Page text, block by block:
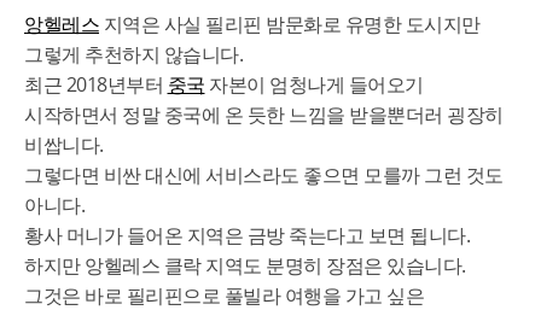
앙헬레스 지역은 사실 필리핀 밤문화로 유명한 도시지만
그렇게 추천하지 않습니다.
최근 2018년부터 중국 자본이 엄청나게 들어오기
시작하면서 정말 중국에 온 듯한 느낌을 받을뿐더러 굉장히
비쌉니다.
그렇다면 비싼 대신에 서비스라도 좋으면 모를까 그런 것도
아니다.
황사 머니가 들어온 지역은 금방 죽는다고 보면 됩니다.
하지만 앙헬레스 클락 지역도 분명히 장점은 있습니다.
그것은 바로 필리핀으로 풀빌라 여행을 가고 싶은